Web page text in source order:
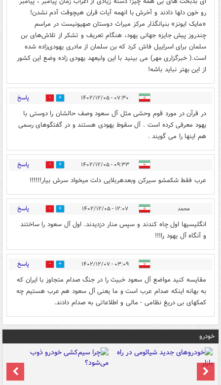
رو خون دلها دادند و آخرش با انهمه آیات قران هیچوقت آدم نشدن!
«مایک ایونز» بنیانگذار مرکز میراث دوستان صهیونیست در مراسم
چندروز پیش جایزه جهانی یهود، هنگام تعریف و تشکر از تلاش‌های بن
سلمان برای اسراییل فاش کرد که بن سلمان از مادری یهودی‌زاده شده
است.( خبرگزاری مهر) می بینید با این ولیعهد یهودی زاده وضع این کشور
از این بهتر نباید باشه!
۰۷:۳۰ - ۱۴۰۲/۱۲/۰۵ 4 پاسخ
در قرآن در مورد قوم وحشی مثل آل سعود وصف حالشان را دوستی با
یهود معرفی کرده است . آل سقوط یهودی هستند و در گفتگوهای رسمی
هم اینها را می گویند .
۰۹:۳۳ - ۱۴۰۲/۱۲/۰۵ 5 پاسخ
عرب فقط شکمشو سیرکن وبعدهربلایی دلت میخواد سرش بیار!!!!!!
محمد ۱۲:۰۷ - ۱۴۰۲/۱۲/۰۵ 2 پاسخ
انگلیسیها اول چاه کندند و سپس منار دزدیدند. اول آل سعود را ساختند
و آنگاه آل یهود را!!!
۰۳:۰۹ - ۱۴۰۲/۱۲/۰۷ 0 پاسخ
مقایسه کنید مواضع آل سعود خبیث را در جنگ صدام متجاوز با ایران که
به بهانه اینکه صدام عرب است و ما یعنی آل سعود هم عرب هستیم چه
کمکهای بی دریغ نظامی - مالی و اطلاعاتی به صدام دادند.
خودرو